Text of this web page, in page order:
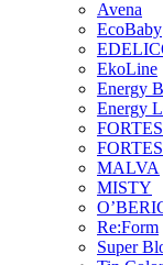
Avena
EcoBaby
EkoLine
Energy
Energy
MALVA
MISTY
Re:Form
Super